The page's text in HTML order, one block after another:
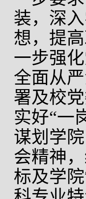
装，深
想，提
一步强
全面从
署及校
实好“一
谋划学
会精神
标及学